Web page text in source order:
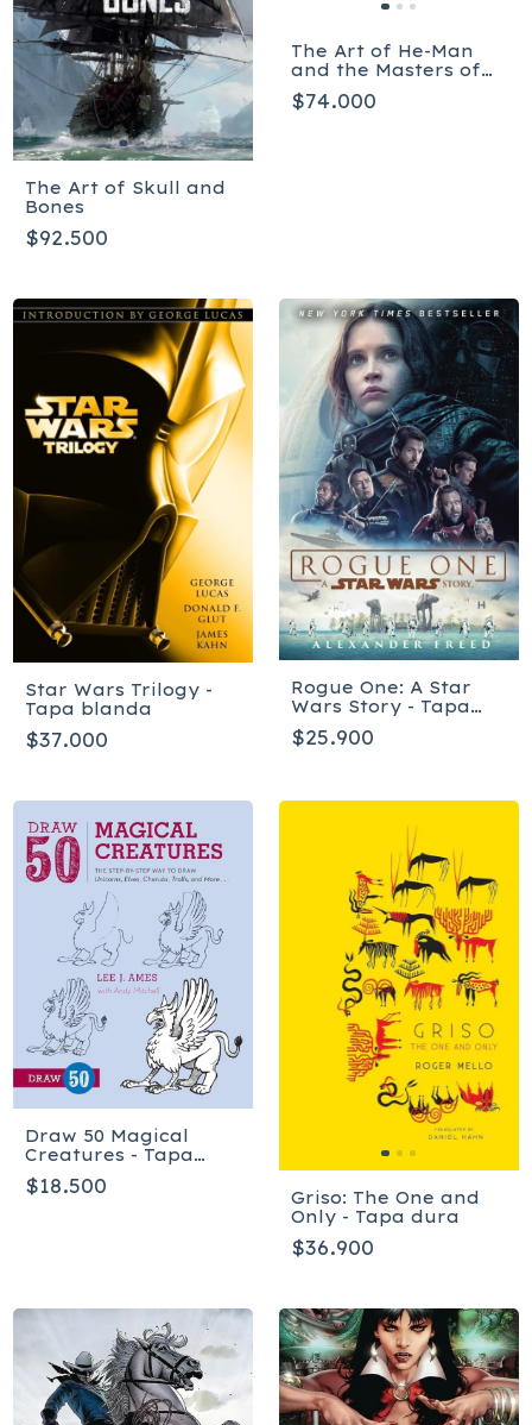
The Art of Skull and
Bones
$92.500
The Art of He-Man
and the Masters of
the Universe
$74.000
Star Wars Trilogy -
Tapa blanda
$37.000
Rogue One: A Star
Wars Story - Tapa
blanda
$25.900
Draw 50 Magical
Creatures - Tapa
blanda
$18.500
Griso: The One and
Only - Tapa dura
$36.900